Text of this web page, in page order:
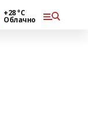
+28 °С
Облачно